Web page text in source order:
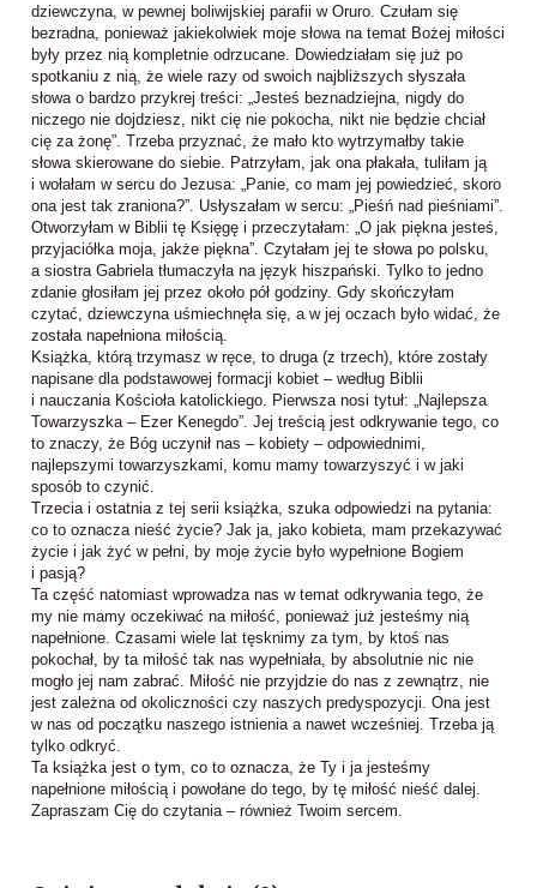
dziewczyna, w pewnej boliwijskiej parafii w Oruro. Czułam się
bezradna, ponieważ jakiekolwiek moje słowa na temat Bożej miłości
były przez nią kompletnie odrzucane. Dowiedziałam się już po
spotkaniu z nią, że wiele razy od swoich najbliższych słyszała
słowa o bardzo przykrej treści: „Jesteś beznadziejna, nigdy do
niczego nie dojdziesz, nikt cię nie pokocha, nikt nie będzie chciał
cię za żonę”. Trzeba przyznać, że mało kto wytrzymałby takie
słowa skierowane do siebie. Patrzyłam, jak ona płakała, tuliłam ją
i wołałam w sercu do Jezusa: „Panie, co mam jej powiedzieć, skoro
ona jest tak zraniona?”. Usłyszałam w sercu: „Pieśń nad pieśniami”.
Otworzyłam w Biblii tę Księgę i przeczytałam: „O jak piękna jesteś,
przyjaciółka moja, jakże piękna”. Czytałam jej te słowa po polsku,
a siostra Gabriela tłumaczyła na język hiszpański. Tylko to jedno
zdanie głosiłam jej przez około pół godziny. Gdy skończyłam
czytać, dziewczyna uśmiechnęła się, a w jej oczach było widać, że
została napełniona miłością.
Książka, którą trzymasz w ręce, to druga (z trzech), które zostały
napisane dla podstawowej formacji kobiet – według Biblii
i nauczania Kościoła katolickiego. Pierwsza nosi tytuł: „Najlepsza
Towarzyszka – Ezer Kenegdo”. Jej treścią jest odkrywanie tego, co
to znaczy, że Bóg uczynił nas – kobiety – odpowiednimi,
najlepszymi towarzyszkami, komu mamy towarzyszyć i w jaki
sposób to czynić.
Trzecia i ostatnia z tej serii książka, szuka odpowiedzi na pytania:
co to oznacza nieść życie? Jak ja, jako kobieta, mam przekazywać
życie i jak żyć w pełni, by moje życie było wypełnione Bogiem
i pasją?
Ta część natomiast wprowadza nas w temat odkrywania tego, że
my nie mamy oczekiwać na miłość, ponieważ już jesteśmy nią
napełnione. Czasami wiele lat tęsknimy za tym, by ktoś nas
pokochał, by ta miłość tak nas wypełniała, by absolutnie nic nie
mogło jej nam zabrać. Miłość nie przyjdzie do nas z zewnątrz, nie
jest zależna od okoliczności czy naszych predyspozycji. Ona jest
w nas od początku naszego istnienia a nawet wcześniej. Trzeba ją
tylko odkryć.
Ta książka jest o tym, co to oznacza, że Ty i ja jesteśmy
napełnione miłością i powołane do tego, by tę miłość nieść dalej.
Zapraszam Cię do czytania – również Twoim sercem.